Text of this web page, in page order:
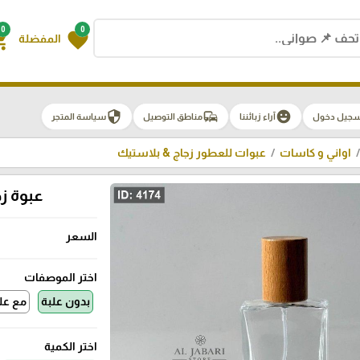
0
favorite المفضلة
0
دخول emoji_emotionsآراء زبائننا commuteمناطق التوصيل securityسياسة المتجر
اواني و كاسات عبوات للعطور زجاج & بلاستيك
عبوة
السعر
اختر الموصفات
بدون علبة
مع
اختر الكمية